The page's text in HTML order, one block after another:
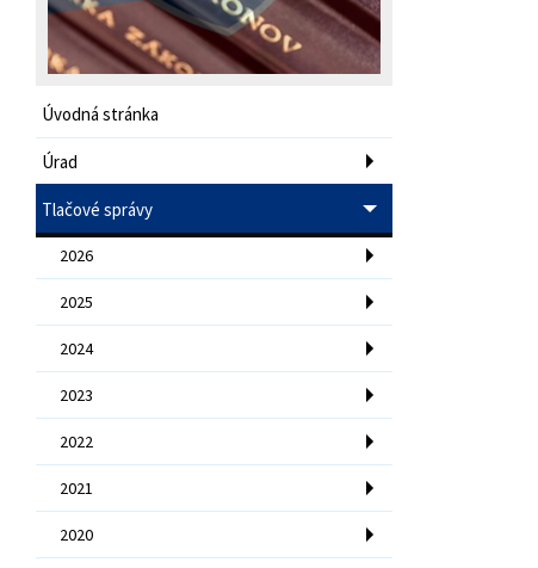
Úvodná stránka
Úrad
Tlačové správy
2026
2025
2024
2023
2022
2021
2020